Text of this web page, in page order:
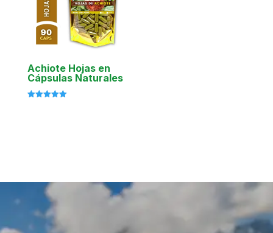
Achiote Hojas en
Cápsulas Naturales